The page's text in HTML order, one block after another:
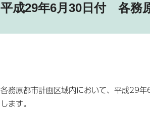
平成29年6月30日付 各務
各務原都市計画区域内において、平成29
します。